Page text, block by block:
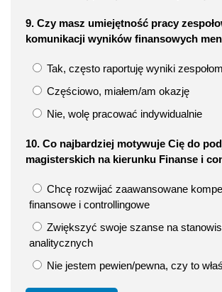
9. Czy masz umiejętność pracy
komunikacji wyników finansowych
Tak, często raportuję wyniki zespołom
Częściowo, miałem/am okazję
Nie, wolę pracować indywidualnie
10. Co najbardziej motywuje Cię do
magisterskich na kierunku Finanse i
Chcę rozwijać zaawansowane
finansowe i controllingowe
Zwiększyć swoje szanse na
analitycznych
Nie jestem pewien/pewna, czy to